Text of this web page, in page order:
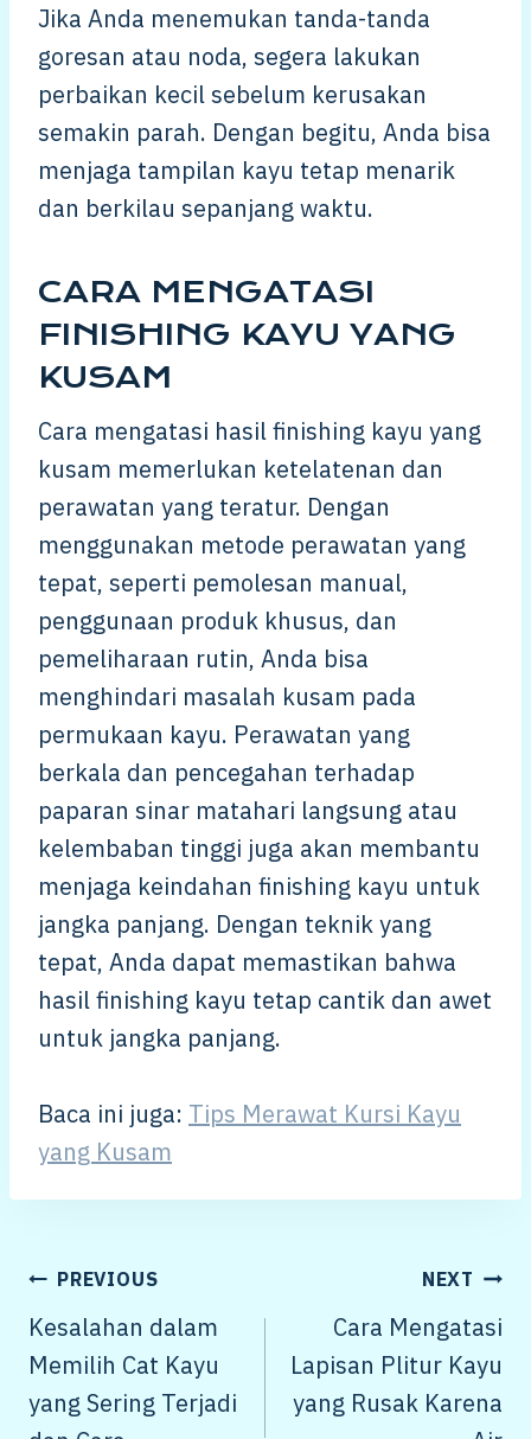
Jika Anda menemukan tanda-tanda
goresan atau noda, segera lakukan
perbaikan kecil sebelum kerusakan
semakin parah. Dengan begitu, Anda bisa
menjaga tampilan kayu tetap menarik
dan berkilau sepanjang waktu.
CARA MENGATASI
FINISHING KAYU YANG
KUSAM
Cara mengatasi hasil finishing kayu yang
kusam memerlukan ketelatenan dan
perawatan yang teratur. Dengan
menggunakan metode perawatan yang
tepat, seperti pemolesan manual,
penggunaan produk khusus, dan
pemeliharaan rutin, Anda bisa
menghindari masalah kusam pada
permukaan kayu. Perawatan yang
berkala dan pencegahan terhadap
paparan sinar matahari langsung atau
kelembaban tinggi juga akan membantu
menjaga keindahan finishing kayu untuk
jangka panjang. Dengan teknik yang
tepat, Anda dapat memastikan bahwa
hasil finishing kayu tetap cantik dan awet
untuk jangka panjang.
Baca ini juga: Tips Merawat Kursi Kayu
yang Kusam
POST
NAVIGATION
PREVIOUS
Kesalahan dalam
Memilih Cat Kayu
yang Sering Terjadi
NEXT
Cara Mengatasi
Lapisan Plitur Kayu
yang Rusak Karena